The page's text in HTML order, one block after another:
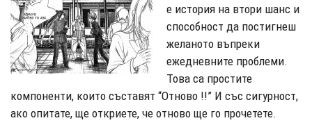
е история на втори шанс и
способност да постигнеш
желаното въпреки
ежедневните проблеми.
Това са простите
компоненти, които съставят “Отново !!” И със сигурност,
ако опитате, ще откриете, че отново ще го прочетете.